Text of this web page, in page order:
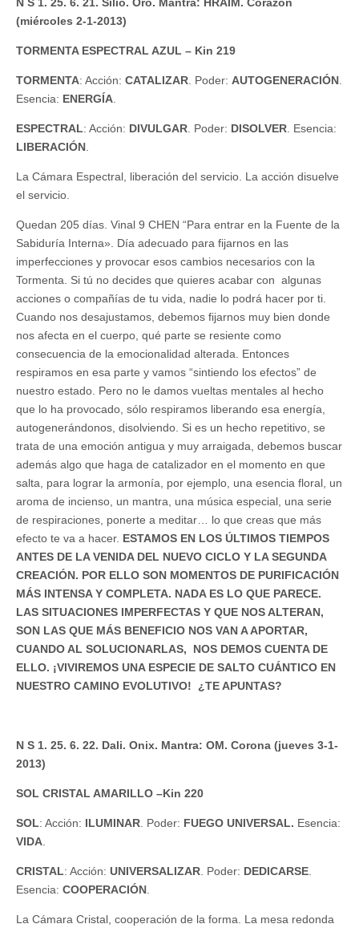
(miércoles 2-1-2013)
TORMENTA ESPECTRAL AZUL – Kin 219
TORMENTA: Acción: CATALIZAR . Poder: AUTOGENERACIÓN
Esencia: ENERGÍA
ESPECTRAL: Acción: DIVULGAR . Poder: DISOLVER . Esencia:
LIBERACIÓN
La Cámara Espectral, liberación del servicio. La acción disuelve
el servicio.
Quedan 205 días. Vinal 9 CHEN “Para entrar en la Fuente de la
Sabiduría Interna». Día adecuado para fijarnos en las
imperfecciones y provocar esos cambios necesarios con la
Tormenta. Si tú no decides que quieres acabar con algunas
acciones o compañías de tu vida, nadie lo podrá hacer por ti.
Cuando nos desajustamos, debemos fijarnos muy bien donde
nos afecta en el cuerpo, qué parte se resiente como
consecuencia de la emocionalidad alterada. Entonces
respiramos en esa parte y vamos “sintiendo los efectos” de
nuestro estado. Pero no le damos vueltas mentales al hecho
que lo ha provocado, sólo respiramos liberando esa energía,
autogenerándonos, disolviendo. Si es un hecho repetitivo, se
trata de una emoción antigua y muy arraigada, debemos buscar
además algo que haga de catalizador en el momento en que
salta, para lograr la armonía, por ejemplo, una esencia floral, un
aroma de incienso, un mantra, una música especial, una serie
de respiraciones, ponerte a meditar… lo que creas que más
efecto te va a hacer. ESTAMOS EN LOS ÚLTIMOS TIEMPOS
ANTES DE LA VENIDA DEL NUEVO CICLO Y LA SEGUNDA
CREACIÓN. POR ELLO SON MOMENTOS DE PURIFICACIÓN
MÁS INTENSA Y COMPLETA. NADA ES LO QUE PARECE.
LAS SITUACIONES IMPERFECTAS Y QUE NOS ALTERAN,
SON LAS QUE MÁS BENEFICIO NOS VAN A APORTAR,
CUANDO AL SOLUCIONARLAS, NOS DEMOS CUENTA DE
ELLO. ¡VIVIREMOS UNA ESPECIE DE SALTO CUÁNTICO EN
NUESTRO CAMINO EVOLUTIVO! ¿TE APUNTAS?
N S 1. 25. 6. 22. Dali. Onix. Mantra: OM. Corona (jueves 3-1-
2013)
SOL CRISTAL AMARILLO –Kin 220
SOL: Acción: ILUMINAR . Poder: FUEGO UNIVERSAL. Esencia:
VIDA
CRISTAL: Acción: UNIVERSALIZAR . Poder: DEDICARSE
Esencia: COOPERACIÓN
La Cámara Cristal, cooperación de la forma. La mesa redonda